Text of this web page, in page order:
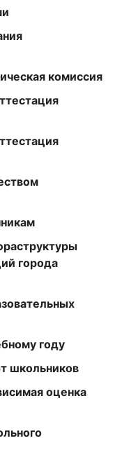
комиссия
города
году
школьников
оценка